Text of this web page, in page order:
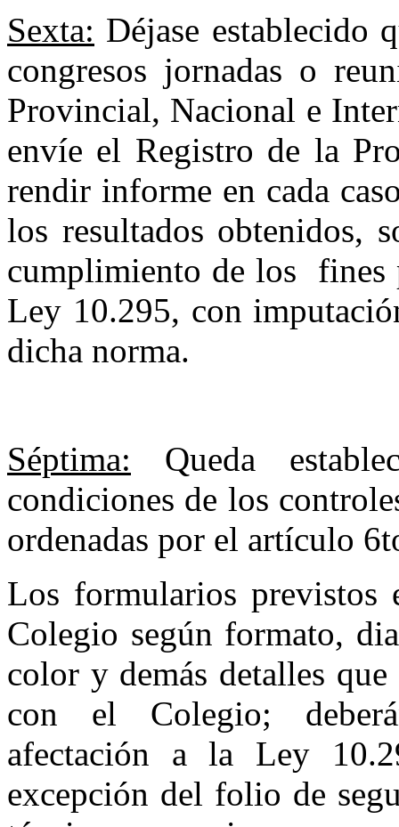
Sexta: Déjase establecido
congresos jornadas o
Provincial, Nacional e
envíe el Registro de la
rendir informe en cada
los resultados obtenidos,
cumplimiento de los
fines
Ley 10.295, con
dicha norma.
Séptima: Queda
condiciones de los
ordenadas por el artículo
Los formularios previstos
Colegio según formato,
color y demás detalles
con el Colegio;
afectación a la Ley
excepción del folio de